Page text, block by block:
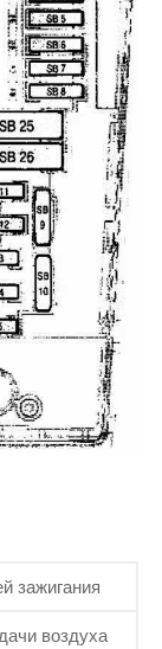
зажигания
воздуха